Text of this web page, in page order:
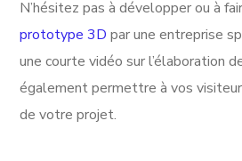
N’hésitez pas à développer ou à
prototype 3D par une entreprise
une courte vidéo sur l’élaboration
également permettre à vos
de votre projet.